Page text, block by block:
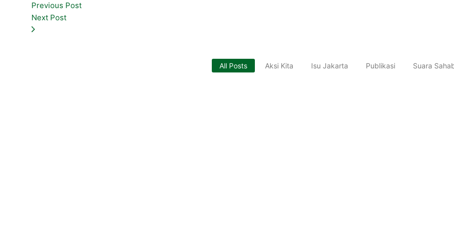
Previous Post
Next Post
All Posts Aksi Kita Isu Jakarta Publikasi Suara